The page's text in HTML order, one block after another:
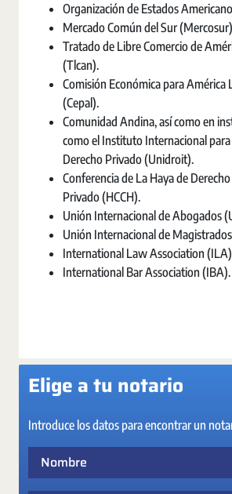
Organización de Estados
Mercado Común del Sur
Tratado de Libre Comercio de
(Tlcan).
Comisión Económica para América
(Cepal).
Comunidad Andina, así como en
como el Instituto Internacional para
Derecho Privado (Unidroit).
Conferencia de La Haya de
Privado (HCCH).
Unión Internacional de Abogados
Unión Internacional de
International Law Association
International Bar Association (IBA).
Elige a tu notario
Introduce los datos para encontrar un